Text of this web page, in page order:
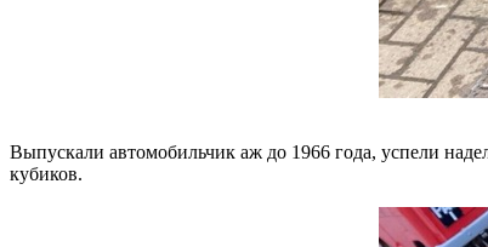
Выпускали автомобильчик аж до 1966 года, успели
кубиков.